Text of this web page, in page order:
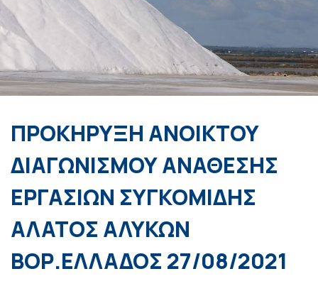
ΠΡΟΚΗΡΥΞΗ ΑΝΟΙΚΤΟΥ
ΔΙΑΓΩΝΙΣΜΟΥ ΑΝΑΘΕΣΗΣ
ΕΡΓΑΣΙΩΝ ΣΥΓΚΟΜΙΔΗΣ
ΑΛΑΤΟΣ ΑΛΥΚΩΝ
ΒΟΡ.ΕΛΛΑΔΟΣ 27/08/2021